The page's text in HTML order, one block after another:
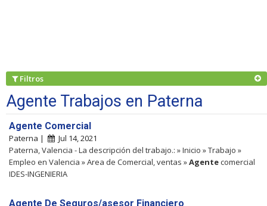
Filtros
Agente Trabajos en Paterna
Agente Comercial
Paterna |
Jul 14, 2021
Paterna, Valencia - La descripción del trabajo.: » Inicio » Trabajo »
Empleo en Valencia » Area de Comercial, ventas »Agentecomercial
IDES-INGENIERIA
Agente De Seguros/asesor Financiero